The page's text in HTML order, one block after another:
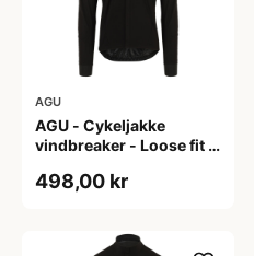
AGU
AGU - Cykeljakke
vindbreaker - Loose fit -
498,00 kr